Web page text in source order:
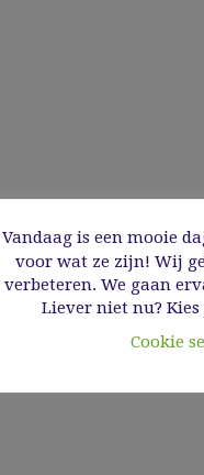
Vandaag is een mooie
voor wat ze zijn! Wij
verbeteren. We gaan
Liever niet nu?
Cookie